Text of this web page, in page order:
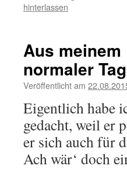
hinterlassen
Aus
normaler Tag
Veröffentlicht am
Eigentlich habe
gedacht, weil er
er sich auch für
Ach wär‘ doch